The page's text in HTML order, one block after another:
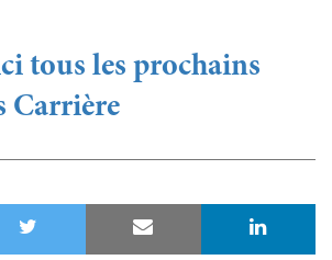
tous les prochains
Carrière